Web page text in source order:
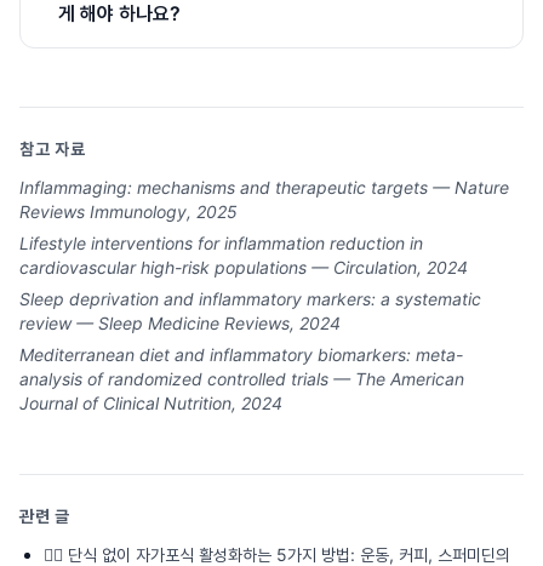
게 해야 하나요?
참고 자료
Inflammaging: mechanisms and therapeutic targets — Nature
Reviews Immunology, 2025
Lifestyle interventions for inflammation reduction in
cardiovascular high-risk populations — Circulation, 2024
Sleep deprivation and inflammatory markers: a systematic
review — Sleep Medicine Reviews, 2024
Mediterranean diet and inflammatory biomarkers: meta-
analysis of randomized controlled trials — The American
Journal of Clinical Nutrition, 2024
관련 글
🏃‍♂️ 단식 없이 자가포식 활성화하는 5가지 방법: 운동, 커피, 스퍼미딘의